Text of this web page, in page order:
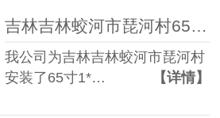
吉林吉林蛟河市琵河村65寸3.5mm 1*2液晶拼接屏
我公司为吉林吉林蛟河市琵河村
安装了65寸1*…
【详情】